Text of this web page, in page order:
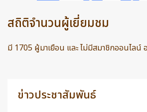
สถิติจำนวนผู้เยี่ยมชม
มี 1705 ผู้มาเยือน และ ไม่มีสมาชิกออนไลน์
ข่าวประชาสัมพันธ์